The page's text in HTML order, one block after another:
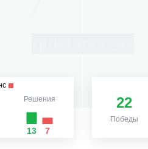
Решения
13 7
22
Победы